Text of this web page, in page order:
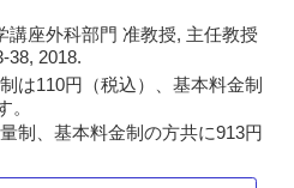
講座外科部門 准教授, 主任教授
38, 2018.
は110円（税込）、基本料金制
。
制、基本料金制の方共に913円